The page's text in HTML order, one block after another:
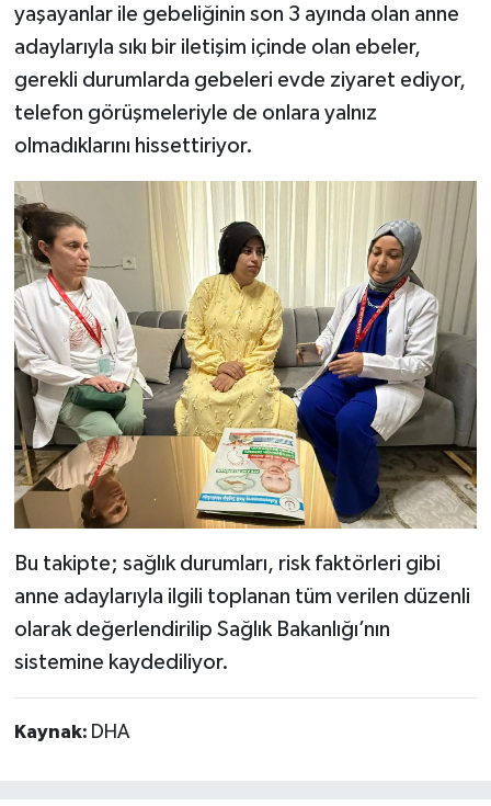
yaşayanlar ile gebeliğinin son 3 ayında olan anne
adaylarıyla sıkı bir iletişim içinde olan ebeler,
gerekli durumlarda gebeleri evde ziyaret ediyor,
telefon görüşmeleriyle de onlara yalnız
olmadıklarını hissettiriyor.
Bu takipte; sağlık durumları, risk faktörleri gibi
anne adaylarıyla ilgili toplanan tüm verilen düzenli
olarak değerlendirilip Sağlık Bakanlığı’nın
sistemine kaydediliyor.
Kaynak: DHA